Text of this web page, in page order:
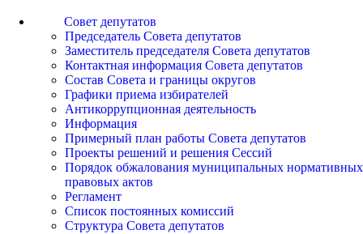
Совет депутатов
Председатель Совета депутатов
Заместитель председателя Совета депутатов
Контактная информация Совета депутатов
Состав Совета и границы округов
Графики приема избирателей
Антикоррупционная деятельность
Информация
Примерный план работы Совета депутатов
Проекты решений и решения Сессий
Порядок обжалования муниципальных нормативных
правовых актов
Регламент
Список постоянных комиссий
Структура Совета депутатов